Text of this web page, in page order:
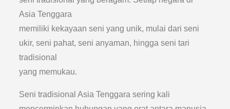
Asia Tenggara
memiliki kekayaan seni yang unik, mulai dari seni
ukir, seni pahat, seni anyaman, hingga seni tari
tradisional
yang memukau.
Seni tradisional Asia Tenggara sering kali